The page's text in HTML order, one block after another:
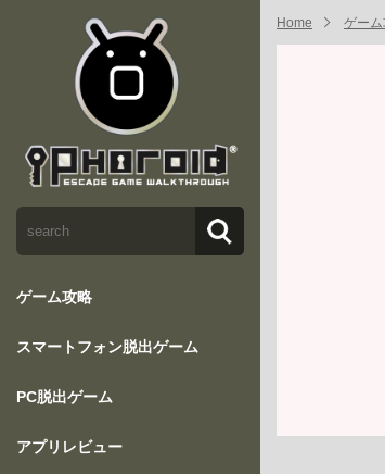
ゲーム攻略
スマートフォン脱出ゲーム
PC脱出ゲーム
アプリレビュー
Home ゲー